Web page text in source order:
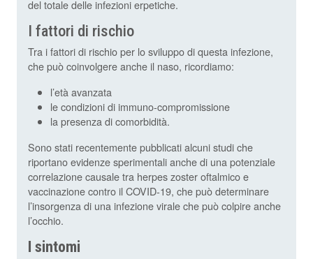
del totale delle infezioni erpetiche.
I fattori di rischio
Tra i fattori di rischio per lo sviluppo di questa infezione,
che può coinvolgere anche il naso, ricordiamo:
l’età avanzata
le condizioni di immuno-compromissione
la presenza di comorbidità.
Sono stati recentemente pubblicati alcuni studi che
riportano evidenze sperimentali anche di una potenziale
correlazione causale tra herpes zoster oftalmico e
vaccinazione contro il COVID‐19, che può determinare
l’insorgenza di una infezione virale che può colpire anche
l’occhio.
I sintomi